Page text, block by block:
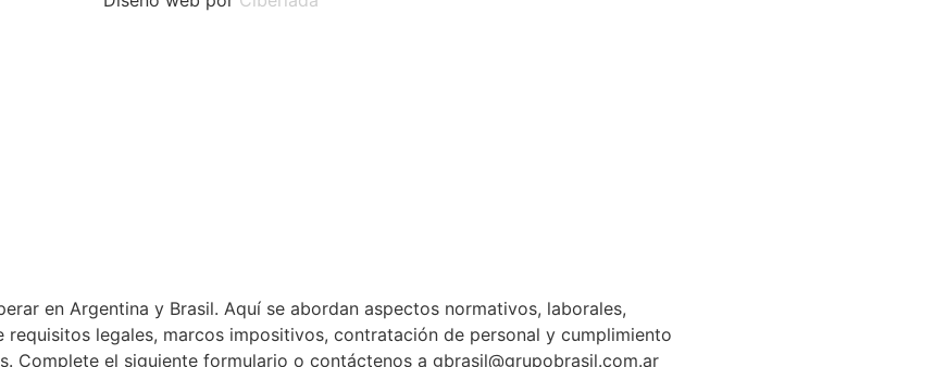
en Argentina y Brasil. Aquí se abordan aspectos normativos, laborales,
legales, marcos impositivos, contratación de personal y cumplimiento
Complete el siguiente formulario o contáctenos a gbrasil@grupobrasil.com.ar